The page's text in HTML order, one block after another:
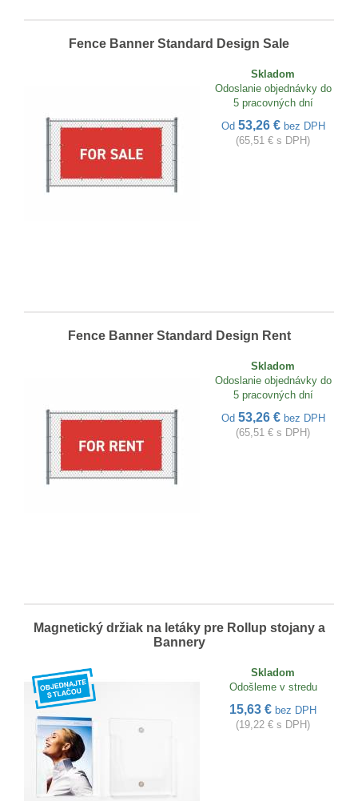
Fence Banner Standard Design Sale
Skladom
Odoslanie objednávky do
5 pracovných dní
Od 53,26 € bez DPH
(65,51 € s DPH)
Fence Banner Standard Design Rent
Skladom
Odoslanie objednávky do
5 pracovných dní
Od 53,26 € bez DPH
(65,51 € s DPH)
Magnetický držiak na letáky pre Rollup stojany a
Bannery
Skladom
Odošleme v stredu
15,63 € bez DPH
(19,22 € s DPH)